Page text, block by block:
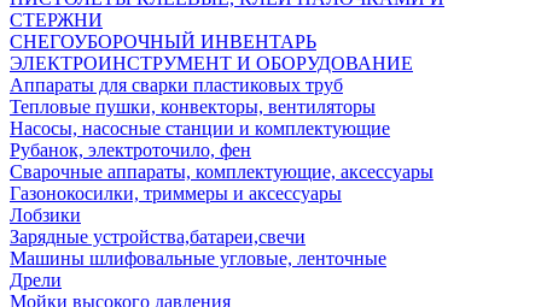
СТЕРЖНИ
СНЕГОУБОРОЧНЫЙ ИНВЕНТАРЬ
ЭЛЕКТРОИНСТРУМЕНТ И ОБОРУДОВАНИЕ
Аппараты для сварки пластиковых труб
Тепловые пушки, конвекторы, вентиляторы
Насосы, насосные станции и комплектующие
Рубанок, электроточило, фен
Сварочные аппараты, комплектующие, аксессуары
Газонокосилки, триммеры и аксессуары
Лобзики
Зарядные устройства,батареи,свечи
Машины шлифовальные угловые, ленточные
Дрели
Мойки высокого давления